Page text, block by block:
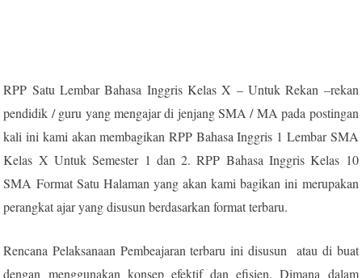
RPP Satu Lembar Bahasa Inggris Kelas X – Untuk Rekan –rekan
pendidik / guru yang mengajar di jenjang SMA / MA pada postingan
kali ini kami akan membagikan RPP Bahasa Inggris 1 Lembar SMA
Kelas X Untuk Semester 1 dan 2. RPP Bahasa Inggris Kelas 10
SMA Format Satu Halaman yang akan kami bagikan ini merupakan
perangkat ajar yang disusun berdasarkan format terbaru.
Rencana Pelaksanaan Pembeajaran terbaru ini disusun atau di buat
dengan menggunakan konsep efektif dan efisien. Dimana dalam